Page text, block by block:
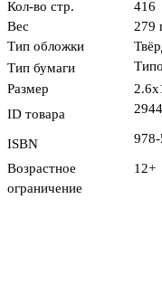
Кол-во стр.
416
Вес
279
Тип обложки
Тип бумаги
Размер
ID товара
ISBN
Возрастное
ограничение
12+